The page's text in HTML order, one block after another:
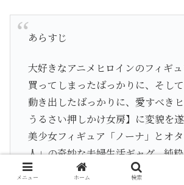
あらすじ
大好きなアニメヒロインのフィギュ
買ってしまったばっかりに、そし
動き出したばっかりに、愛すべき
うるさい押しかけ女房】に変貌を
美少女フィギュア「ノーナ」とオ
人」の奇妙な夫婦生活ギャグ。純
えない「愛すべきちっちゃい」は無
メニュー ホーム 検索